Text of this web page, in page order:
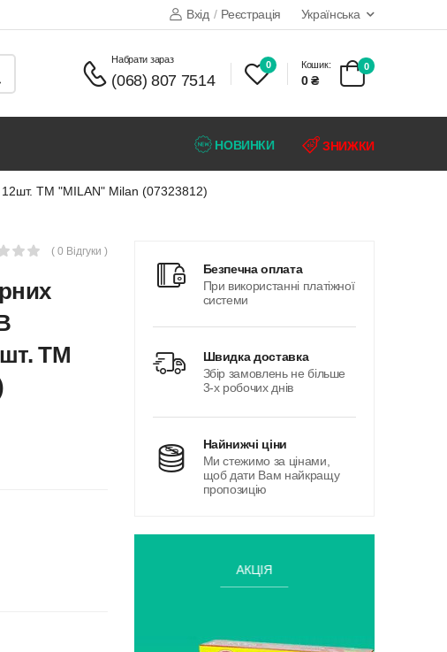
Вхід / Реєстрація Українська
набрати зараз
(068) 807 7514
0 Кошик:
0 ₴
0
НОВИНКИ ЗНИЖКИ
12шт. ТМ "MILAN" Milan (07323812)
безпечна оплата
При використанні платіжної
системи
швидка доставка
Збір замовлень не більше
3-х робочих днів
найнижчі ціни
Ми стежимо за цінами,
щоб дати Вам найкращу
пропозицію
АКЦІЯ
( 0 Відгуки )
ТМ